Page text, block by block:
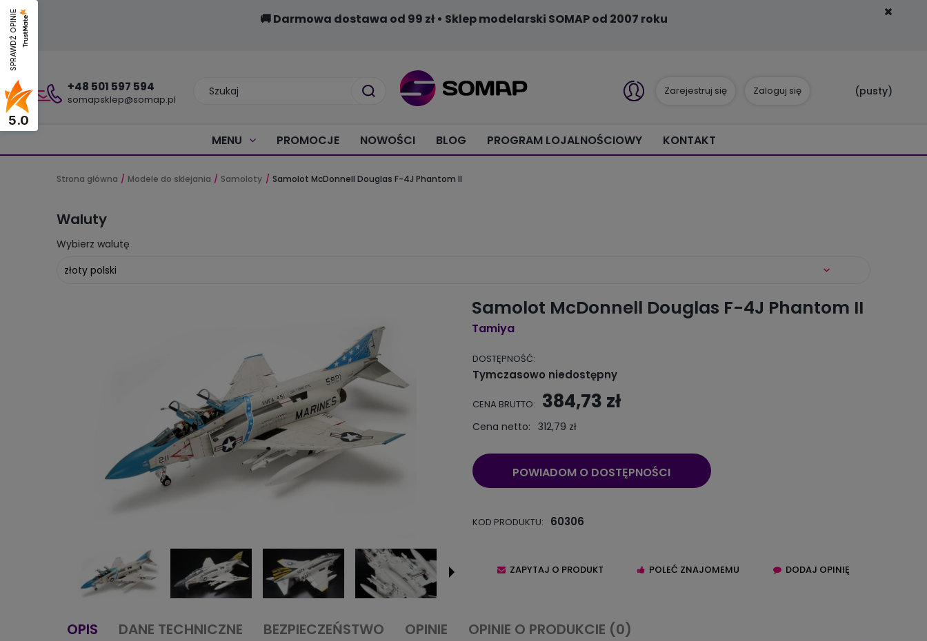
🚚 Darmowa dostawa od 99 zł • Sklep modelarski SOMAP od 2007 roku
+48 501 597 594
somapsklep@somap.pl
(pusty)
Zarejestruj się Zaloguj się
MENU PROMOCJE NOWOŚCI BLOG PROGRAM LOJALNOŚCIOWY KONTAKT
Strona główna Modele do sklejania Samoloty Samolot McDonnell Douglas F-4J Phantom II
Waluty
Wybierz walutę
Samolot McDonnell Douglas F-4J Phantom II
Tamiya
DOSTĘPNOŚĆ:
Tymczasowo niedostępny
CENA BRUTTO: 384,73 zł
Cena netto: 312,79 zł
POWIADOM O DOSTĘPNOŚCI
KOD PRODUKTU: 60306
ZAPYTAJ O PRODUKT POLEĆ ZNAJOMEMU DODAJ OPINIĘ
OPIS DANE TECHNICZNE BEZPIECZEŃSTWO OPINIE OPINIE O PRODUKCIE (0)
SPRAWDŹ OPINIE
5.0